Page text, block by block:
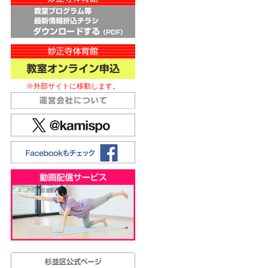
※外部サイトに移動します。